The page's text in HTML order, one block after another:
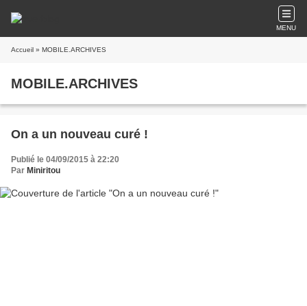
MENU
Accueil » MOBILE.ARCHIVES
MOBILE.ARCHIVES
On a un nouveau curé !
Publié le 04/09/2015 à 22:20
Par Miniritou